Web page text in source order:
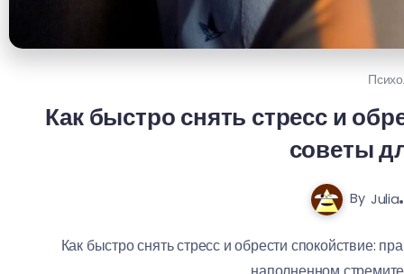
Как быстро снять стресс и
советы
By Julia
Как быстро снять стресс и обрести спокойствие: